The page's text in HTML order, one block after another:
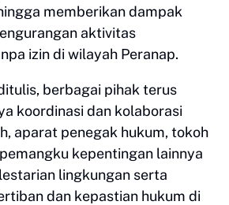
memberikan dampak
aktivitas
izin di wilayah Peranap.
berbagai pihak terus
koordinasi dan kolaborasi
aparat penegak hukum, tokoh
kepentingan lainnya
lingkungan serta
dan kepastian hukum di